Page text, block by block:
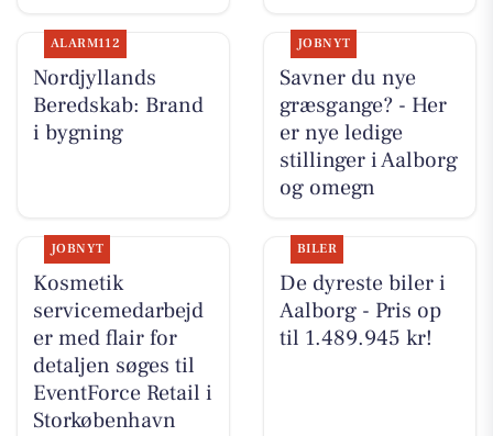
ALARM112
Nordjyllands
Beredskab: Brand
i bygning
JOBNYT
Savner du nye
græsgange? - Her
er nye ledige
stillinger i Aalborg
og omegn
JOBNYT
Kosmetik
servicemedarbejd
er med flair for
detaljen søges til
EventForce Retail i
Storkøbenhavn
BILER
De dyreste biler i
Aalborg - Pris op
til 1.489.945 kr!